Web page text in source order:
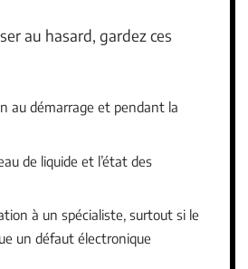
au hasard, gardez ces
au démarrage et pendant la
de liquide et l’état des
à un spécialiste, surtout si le
un défaut électronique